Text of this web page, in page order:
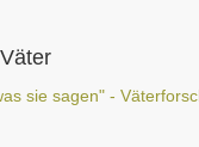
sie sagen" -